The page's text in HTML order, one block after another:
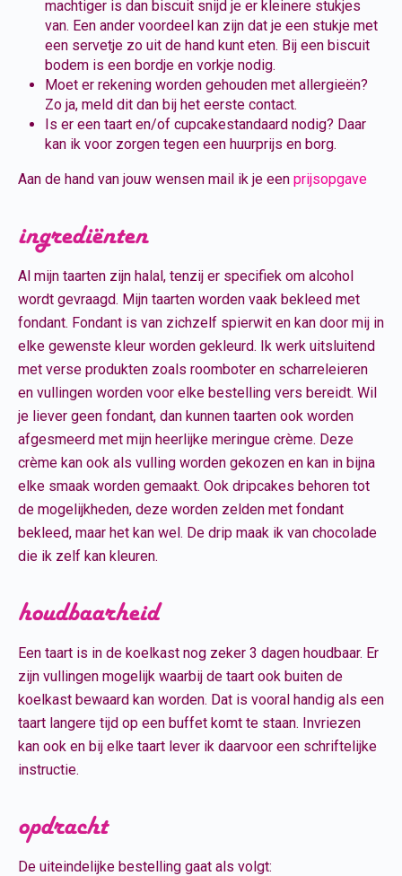
machtiger is dan biscuit snijd je er kleinere stukjes
van. Een ander voordeel kan zijn dat je een stukje met
een servetje zo uit de hand kunt eten. Bij een biscuit
bodem is een bordje en vorkje nodig.
Moet er rekening worden gehouden met allergieën?
Zo ja, meld dit dan bij het eerste contact.
Is er een taart en/of cupcakestandaard nodig? Daar
kan ik voor zorgen tegen een huurprijs en borg.
Aan de hand van jouw wensen mail ik je een prijsopgave
ingrediënten
Al mijn taarten zijn halal, tenzij er specifiek om alcohol
wordt gevraagd. Mijn taarten worden vaak bekleed met
fondant. Fondant is van zichzelf spierwit en kan door mij in
elke gewenste kleur worden gekleurd. Ik werk uitsluitend
met verse produkten zoals roomboter en scharreleieren
en vullingen worden voor elke bestelling vers bereidt. Wil
je liever geen fondant, dan kunnen taarten ook worden
afgesmeerd met mijn heerlijke meringue crème. Deze
crème kan ook als vulling worden gekozen en kan in bijna
elke smaak worden gemaakt. Ook dripcakes behoren tot
de mogelijkheden, deze worden zelden met fondant
bekleed, maar het kan wel. De drip maak ik van chocolade
die ik zelf kan kleuren.
houdbaarheid
Een taart is in de koelkast nog zeker 3 dagen houdbaar. Er
zijn vullingen mogelijk waarbij de taart ook buiten de
koelkast bewaard kan worden. Dat is vooral handig als een
taart langere tijd op een buffet komt te staan. Invriezen
kan ook en bij elke taart lever ik daarvoor een schriftelijke
instructie.
opdracht
De uiteindelijke bestelling gaat als volgt: